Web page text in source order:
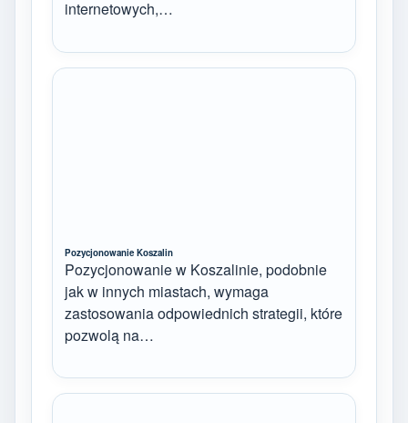
internetowych,…
Pozycjonowanie Koszalin
Pozycjonowanie w Koszalinie, podobnie
jak w innych miastach, wymaga
zastosowania odpowiednich strategii, które
pozwolą na…